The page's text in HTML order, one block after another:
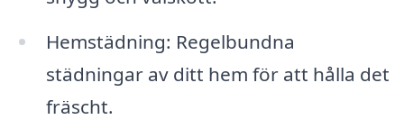
Hemstädning: Regelbundna
städningar av ditt hem för att hålla det
fräscht.